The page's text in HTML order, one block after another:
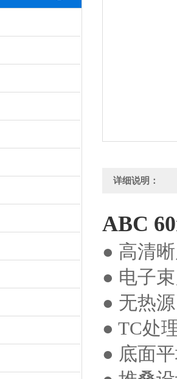
详细说明：
ABC
● 高清
● 电子
● 无热
● TC处
● 底面